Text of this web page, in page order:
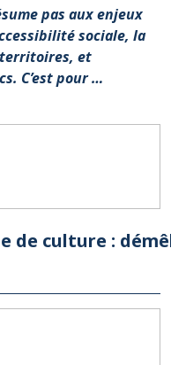
pas aux enjeux
sociale, la
et
C’est pour …
de culture :